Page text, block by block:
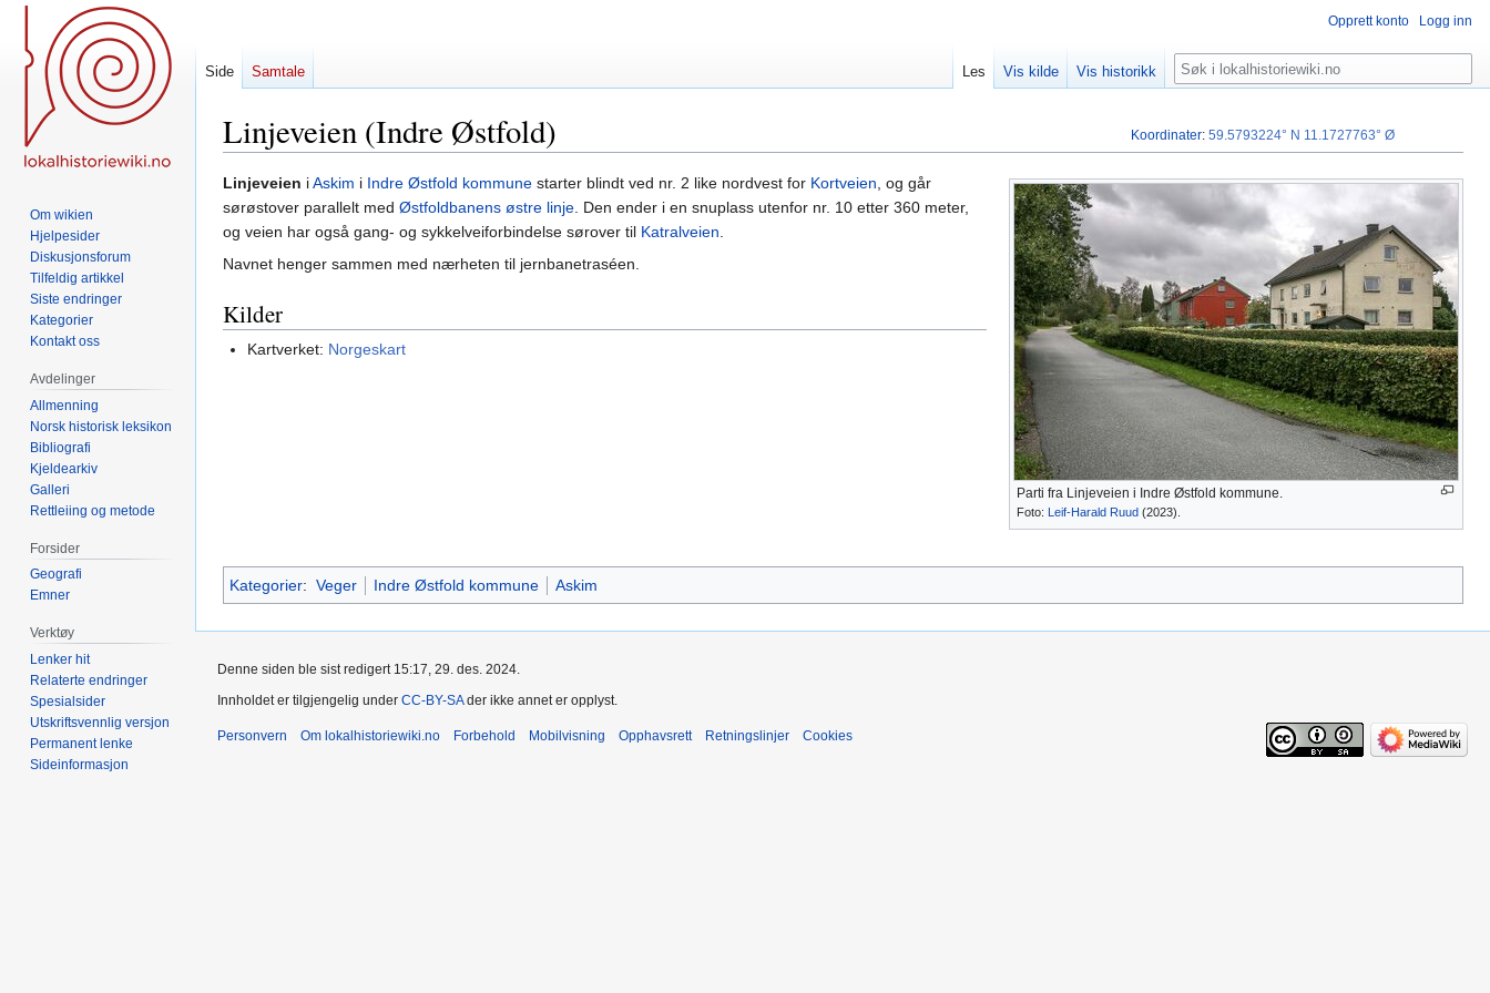
Linjeveien (Indre Østfold)
Hopp
til
navigering
Hopp
til
søk
Parti fra Linjeveien i Indre Østfold kommune.
Foto: Leif-Harald Ruud (2023).
Linjeveien iAskim i Indre Østfold kommune starter blindt ved nr. 2 like nordvest for Kortveien, og går
sørøstover parallelt med Østfoldbanens østre linje. Den ender i en snuplass utenfor nr. 10 etter 360 meter,
og veien har også gang- og sykkelveiforbindelse sørover til Katralveien.
Navnet henger sammen med nærheten til jernbanetraséen.
Kilder
Kartverket: Norgeskart
Koordinater:59.5793224° N 11.1727763° Ø
Kategorier: Veger Indre Østfold kommune Askim
Opprett konto Logg inn
Side Samtale Les Vis kilde Vis historikk Søk
Om wikien
Hjelpesider
Diskusjonsforum
Tilfeldig artikkel
Siste endringer
Kategorier
Kontakt oss
Avdelinger
Allmenning
Norsk historisk leksikon
Bibliografi
Kjeldearkiv
Galleri
Rettleiing og metode
Forsider
Geografi
Emner
Verktøy
Lenker hit
Relaterte endringer
Spesialsider
Utskriftsvennlig versjon
Permanent lenke
Sideinformasjon
Denne siden ble sist redigert 15:17, 29. des. 2024.
Innholdet er tilgjengelig under CC-BY-SAder ikke annet er opplyst.
Personvern Om lokalhistoriewiki.no Forbehold Mobilvisning Opphavsrett Retningslinjer Cookies